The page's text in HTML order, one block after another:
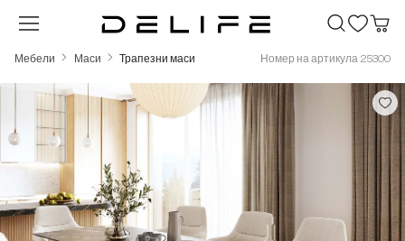
Преминете към основното съдържание
Мебели Маси Трапезни маси Номер на артикула 25300
Пропуснете галерия с изображения